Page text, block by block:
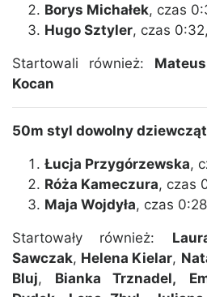
Borys Michałek, czas
Hugo Sztyler, czas
Startowali również:
Kocan
50m styl dowolny
Łucja Przygórzewska,
Róża Kameczura, czas
Maja Wojdyła, czas
Startowały również:
Sawczak, Helena Kielar,
Bluj, Bianka Trznadel,